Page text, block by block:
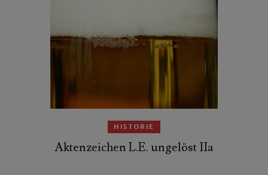
HISTORIE
Aktenzeichen L.E. ungelöst IIa